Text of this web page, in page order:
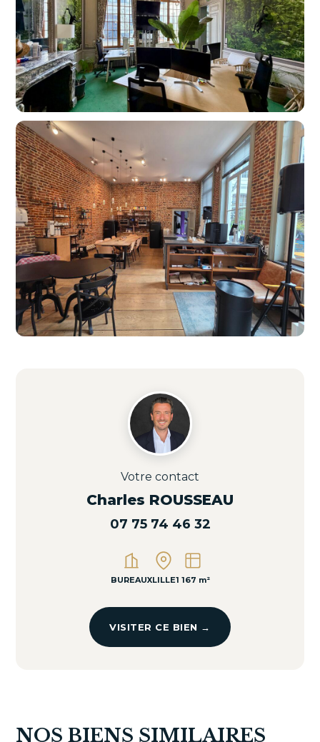
Votre contact
Charles ROUSSEAU
07 75 74 46 32
BUREAUXLILLE1 167 m²
VISITER CE BIEN →
NOS BIENS SIMILAIRES